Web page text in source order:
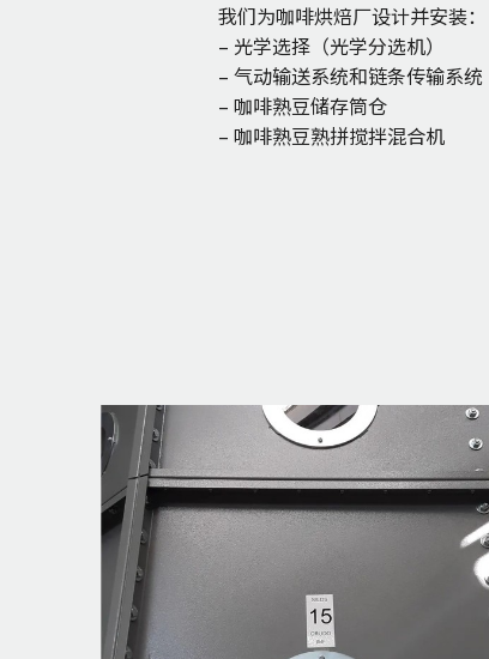
我们为咖啡烘焙厂设计并安装：
– 光学选择（光学分选机）
– 气动输送系统和链条传输系统
– 咖啡熟豆储存筒仓
– 咖啡熟豆熟拼搅拌混合机